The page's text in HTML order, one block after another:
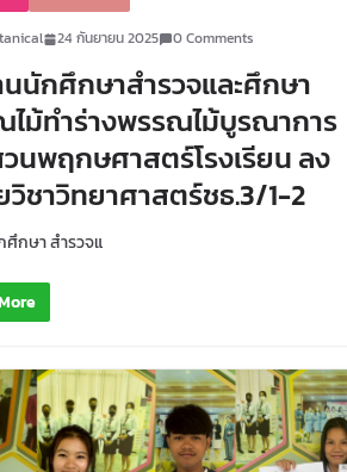
24 กันยายน 2025 0 Comments
นักศึกษาสำรวจและศึกษา
ม้ทำร่างพรรณไม้บูรณาการ
นพฤกษศาสตร์โรงเรียน ลง
วิชาวิทยาศาสตร์ชธ.3/1-2
กษา สำรวจแ